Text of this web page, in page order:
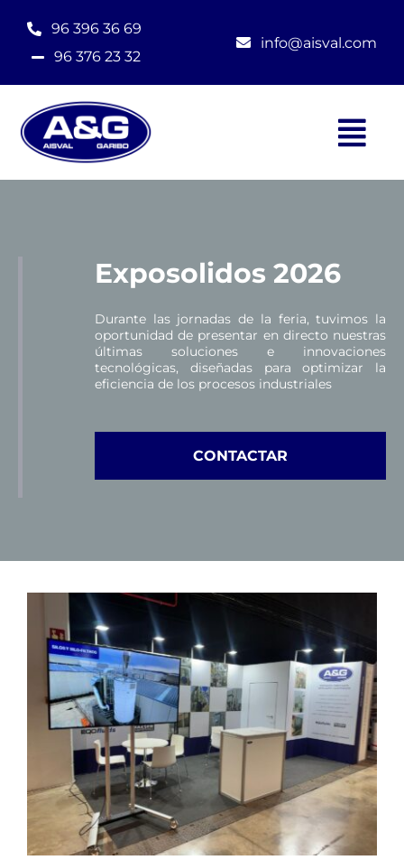
contenido
96 396 36 69
96 376 23 32
info@aisval.com
Quiénes somosExposolidos 2026
Durante las jornadas de la feria, tuvimos la
oportunidad de presentar en directo nuestras
últimas soluciones e innovaciones
tecnológicas, diseñadas para optimizar la
eficiencia de los procesos industriales
CONTACTAR